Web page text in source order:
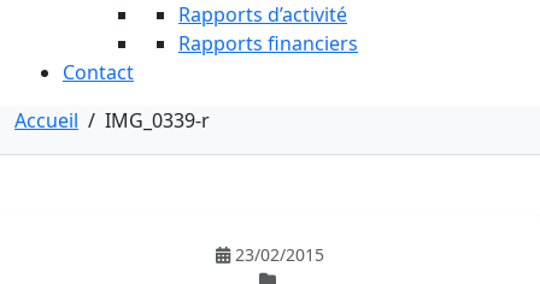
Rapports d’activité
Rapports financiers
Contact
Accueil / IMG_0339-r
23/02/2015